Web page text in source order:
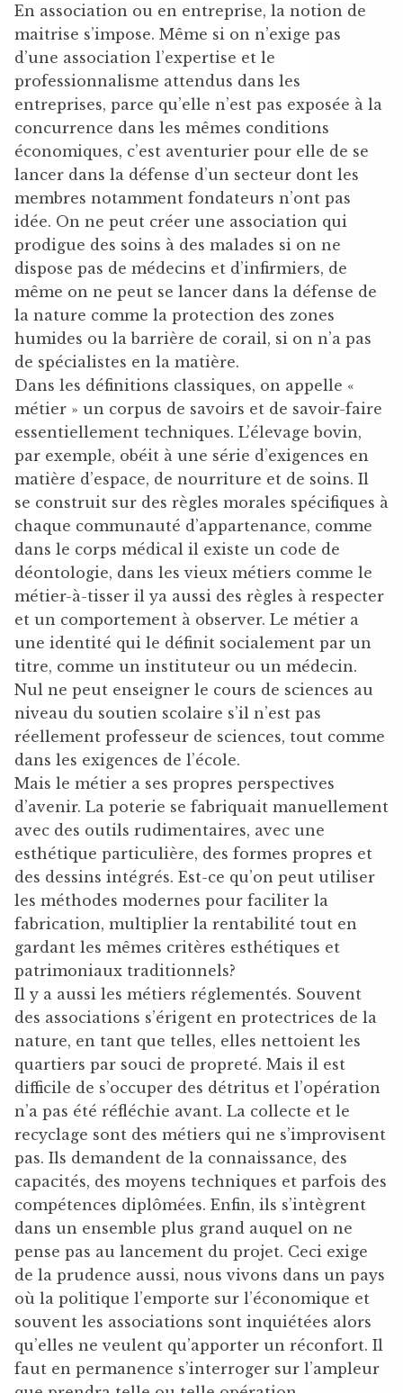
En association ou en entreprise, la notion de
maitrise s’impose. Même si on n’exige pas
d’une association l’expertise et le
professionnalisme attendus dans les
entreprises, parce qu’elle n’est pas exposée à la
concurrence dans les mêmes conditions
économiques, c’est aventurier pour elle de se
lancer dans la défense d’un secteur dont les
membres notamment fondateurs n’ont pas
idée. On ne peut créer une association qui
prodigue des soins à des malades si on ne
dispose pas de médecins et d’infirmiers, de
même on ne peut se lancer dans la défense de
la nature comme la protection des zones
humides ou la barrière de corail, si on n’a pas
de spécialistes en la matière.
Dans les définitions classiques, on appelle «
métier » un corpus de savoirs et de savoir-faire
essentiellement techniques. L’élevage bovin,
par exemple, obéit à une série d’exigences en
matière d’espace, de nourriture et de soins. Il
se construit sur des règles morales spécifiques à
chaque communauté d’appartenance, comme
dans le corps médical il existe un code de
déontologie, dans les vieux métiers comme le
métier-à-tisser il ya aussi des règles à respecter
et un comportement à observer. Le métier a
une identité qui le définit socialement par un
titre, comme un instituteur ou un médecin.
Nul ne peut enseigner le cours de sciences au
niveau du soutien scolaire s’il n’est pas
réellement professeur de sciences, tout comme
dans les exigences de l’école.
Mais le métier a ses propres perspectives
d’avenir. La poterie se fabriquait manuellement
avec des outils rudimentaires, avec une
esthétique particulière, des formes propres et
des dessins intégrés. Est-ce qu’on peut utiliser
les méthodes modernes pour faciliter la
fabrication, multiplier la rentabilité tout en
gardant les mêmes critères esthétiques et
patrimoniaux traditionnels?
Il y a aussi les métiers réglementés. Souvent
des associations s’érigent en protectrices de la
nature, en tant que telles, elles nettoient les
quartiers par souci de propreté. Mais il est
difficile de s’occuper des détritus et l’opération
n’a pas été réfléchie avant. La collecte et le
recyclage sont des métiers qui ne s’improvisent
pas. Ils demandent de la connaissance, des
capacités, des moyens techniques et parfois des
compétences diplômées. Enfin, ils s’intègrent
dans un ensemble plus grand auquel on ne
pense pas au lancement du projet. Ceci exige
de la prudence aussi, nous vivons dans un pays
où la politique l’emporte sur l’économique et
souvent les associations sont inquiétées alors
qu’elles ne veulent qu’apporter un réconfort. Il
faut en permanence s’interroger sur l’ampleur